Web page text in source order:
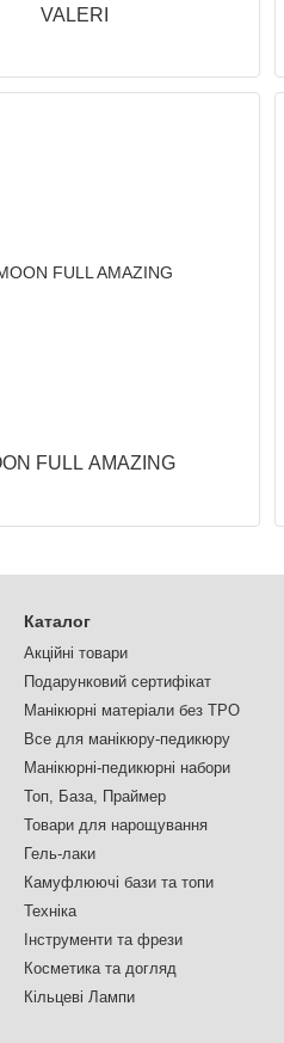
VALERI
FULL AMAZING
Каталог
Акційні товари
Подарунковий сертифікат
Манікюрні матеріали без TPO
Все для манікюру-педикюру
Манікюрні-педикюрні набори
Топ, База, Праймер
Товари для нарощування
Гель-лаки
Камуфлюючі бази та топи
Техніка
Інструменти та фрези
Косметика та догляд
Кільцеві Лампи